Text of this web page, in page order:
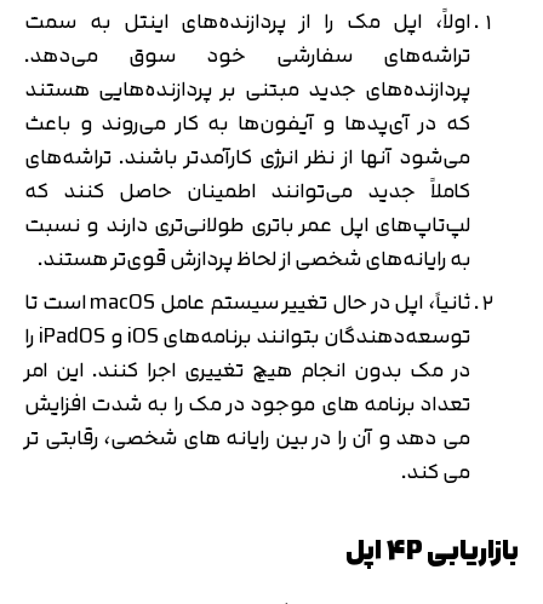
اولاً، اپل مک را از پردازنده‌های اینتل به سمت
تراشه‌های سفارشی خود سوق می‌دهد.
پردازنده‌های جدید مبتنی بر پردازنده‌هایی هستند
که در آی‌پدها و آیفون‌ها به کار می‌روند و باعث
می‌شود آنها از نظر انرژی کارآمدتر باشند. تراشه‌های
کاملاً جدید می‌توانند اطمینان حاصل کنند که
لپ‌تاپ‌های اپل عمر باتری طولانی‌تری دارند و نسبت
به رایانه‌های شخصی از لحاظ پردازش قوی‌تر هستند.
ثانیاً، اپل در حال تغییر سیستم عامل macOS است تا
توسعه‌دهندگان بتوانند برنامه‌های iOS و iPadOS را
در مک بدون انجام هیچ تغییری اجرا کنند. این امر
تعداد برنامه های موجود در مک را به شدت افزایش
می دهد و آن را در بین رایانه های شخصی، رقابتی تر
می کند.
بازاریابی 4P اپل